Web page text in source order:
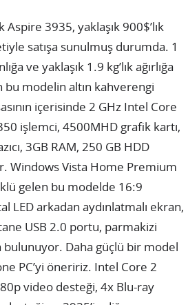
Aspire 3935, yaklaşık 900$’lık
satışa sunulmuş durumda. 1
ve yaklaşık 1.9 kg’lık ağırlığa
bu modelin altın kahverengi
içerisinde 2 GHz Intel Core
işlemci, 4500MHD grafik kartı,
3GB RAM, 250 GB HDD
Windows Vista Home Premium
gelen bu modelde 16:9
LED arkadan aydınlatmalı ekran,
USB 2.0 portu, parmakizi
Daha güçlü bir model
PC’yi öneririz. Intel Core 2
video desteği, 4x Blu-ray